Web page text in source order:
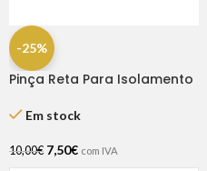
-25%
Pinça Reta Para Isolamento
Em stock
10,00€ 7,50€ com IVA